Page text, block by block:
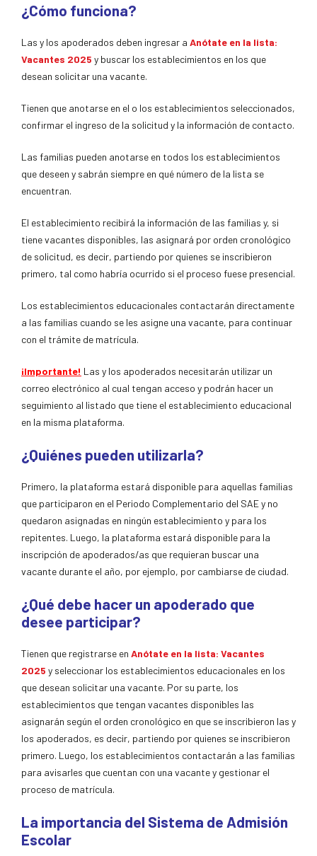
¿Cómo funciona?
Las y los apoderados deben ingresar a Anótate en la lista:
Vacantes 2025 y buscar los establecimientos en los que
desean solicitar una vacante.
Tienen que anotarse en el o los establecimientos seleccionados,
confirmar el ingreso de la solicitud y la información de contacto.
Las familias pueden anotarse en todos los establecimientos
que deseen y sabrán siempre en qué número de la lista se
encuentran.
El establecimiento recibirá la información de las familias y, si
tiene vacantes disponibles, las asignará por orden cronológico
de solicitud, es decir, partiendo por quienes se inscribieron
primero, tal como habría ocurrido si el proceso fuese presencial.
Los establecimientos educacionales contactarán directamente
a las familias cuando se les asigne una vacante, para continuar
con el trámite de matrícula.
¡Importante! Las y los apoderados necesitarán utilizar un
correo electrónico al cual tengan acceso y podrán hacer un
seguimiento al listado que tiene el establecimiento educacional
en la misma plataforma.
¿Quiénes pueden utilizarla?
Primero, la plataforma estará disponible para aquellas familias
que participaron en el Periodo Complementario del SAE y no
quedaron asignadas en ningún establecimiento y para los
repitentes. Luego, la plataforma estará disponible para la
inscripción de apoderados/as que requieran buscar una
vacante durante el año, por ejemplo, por cambiarse de ciudad.
¿Qué debe hacer un apoderado que
desee participar?
Tienen que registrarse en Anótate en la lista: Vacantes
2025 y seleccionar los establecimientos educacionales en los
que desean solicitar una vacante. Por su parte, los
establecimientos que tengan vacantes disponibles las
asignarán según el orden cronológico en que se inscribieron las y
los apoderados, es decir, partiendo por quienes se inscribieron
primero. Luego, los establecimientos contactarán a las familias
para avisarles que cuentan con una vacante y gestionar el
proceso de matrícula.
La importancia del Sistema de Admisión
Escolar